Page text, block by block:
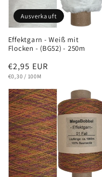
Ausverkauft
Effektgarn - Weiß mit
Flocken - (BG52) - 250m
Normaler
Preis
€2,95 EUR
GRUNDPREIS
€0,30 / PRO
100M